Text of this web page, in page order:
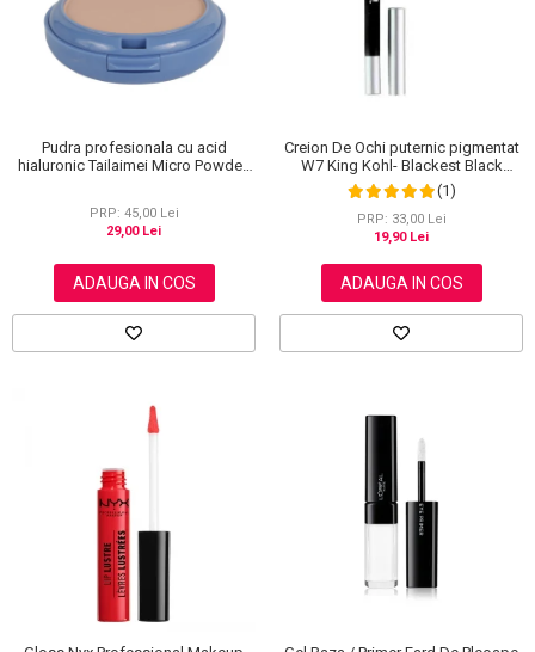
Pudra profesionala cu acid
hialuronic Tailaimei Micro Powder,
PRP: 45,00 Lei
29,00 Lei
ADAUGA IN COS
Creion De Ochi puternic pigmentat
W7 King Kohl- Blackest Black
(Negru) (1)
PRP: 33,00 Lei
19,90 Lei
ADAUGA IN COS